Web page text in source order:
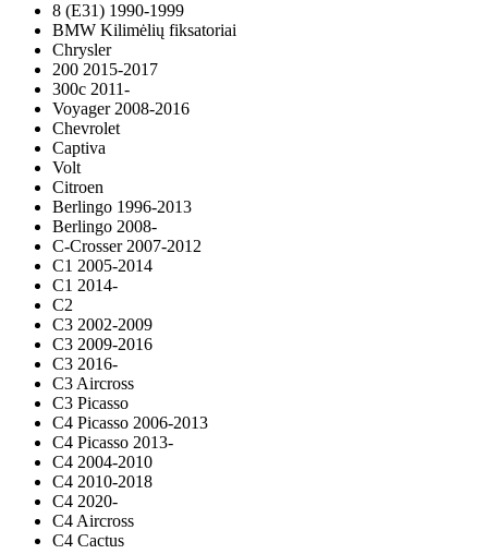
8 (E31) 1990-1999
BMW Kilimėlių fiksatoriai
Chrysler
200 2015-2017
300c 2011-
Voyager 2008-2016
Chevrolet
Captiva
Volt
Citroen
Berlingo 1996-2013
Berlingo 2008-
C-Crosser 2007-2012
C1 2005-2014
C1 2014-
C2
C3 2002-2009
C3 2009-2016
C3 2016-
C3 Aircross
C3 Picasso
C4 Picasso 2006-2013
C4 Picasso 2013-
C4 2004-2010
C4 2010-2018
C4 2020-
C4 Aircross
C4 Cactus